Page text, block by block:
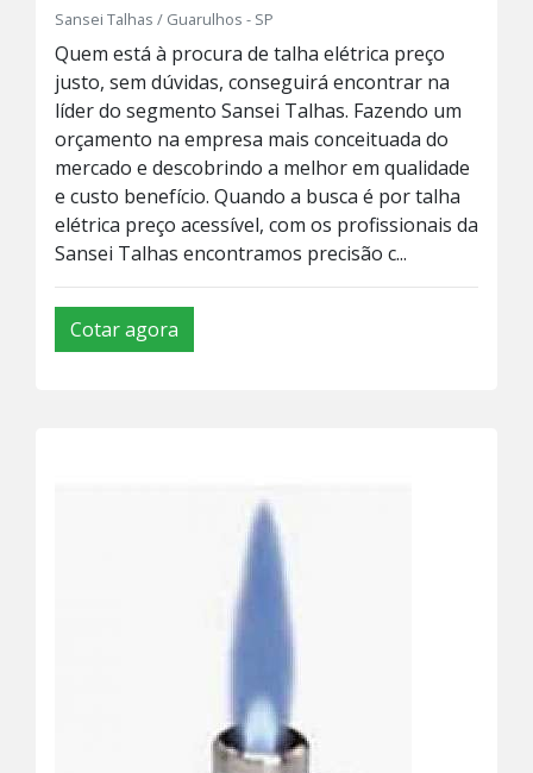
Sansei Talhas / Guarulhos - SP
Quem está à procura de talha elétrica preço
justo, sem dúvidas, conseguirá encontrar na
líder do segmento Sansei Talhas. Fazendo um
orçamento na empresa mais conceituada do
mercado e descobrindo a melhor em qualidade
e custo benefício. Quando a busca é por talha
elétrica preço acessível, com os profissionais da
Sansei Talhas encontramos precisão c...
Cotar agora